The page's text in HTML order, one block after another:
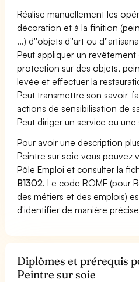
Réalise manuellement les
décoration et à la finition
...) d''objets d''art ou
Peut appliquer un
protection sur des objets,
levée et effectuer la
Peut transmettre son savoir-
actions de sensibilisation de
Peut diriger un service ou une
Pour avoir une description
Peintre sur soie vous pouvez
Pôle Emploi et consulter la
B1302. Le code ROME (pour
des métiers et des emplois)
d'identifier de manière
Diplômes et prérequis
Peintre sur soie